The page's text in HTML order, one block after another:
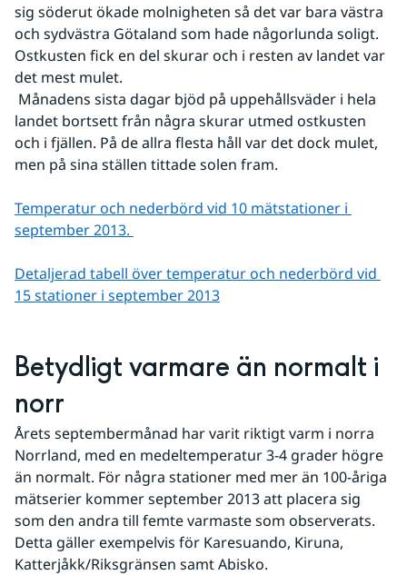
sig söderut ökade molnigheten så det var bara västra
och sydvästra Götaland som hade någorlunda soligt.
Ostkusten fick en del skurar och i resten av landet var
det mest mulet.
landet bortsett från några skurar utmed ostkusten
och i fjällen. På de allra flesta håll var det dock mulet,
men på sina ställen tittade solen fram.
Temperatur och nederbörd vid 10 mätstationer i
september 2013.
Detaljerad tabell över temperatur och nederbörd vid
15 stationer i september 2013
Betydligt varmare än normalt i
norr
Årets septembermånad har varit riktigt varm i norra
Norrland, med en medeltemperatur 3-4 grader högre
än normalt. För några stationer med mer än 100-åriga
mätserier kommer september 2013 att placera sig
som den andra till femte varmaste som observerats.
Detta gäller exempelvis för Karesuando, Kiruna,
Katterjåkk/Riksgränsen samt Abisko.